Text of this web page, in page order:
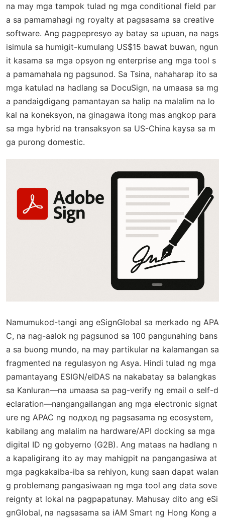
na may mga tampok tulad ng mga conditional field par
a sa pamamahagi ng royalty at pagsasama sa creative
software. Ang pagpepresyo ay batay sa upuan, na nags
isimula sa humigit-kumulang US$15 bawat buwan, ngun
it kasama sa mga opsyon ng enterprise ang mga tool s
a pamamahala ng pagsunod. Sa Tsina, nahaharap ito sa
mga katulad na hadlang sa DocuSign, na umaasa sa mg
a pandaigdigang pamantayan sa halip na malalim na lo
kal na koneksyon, na ginagawa itong mas angkop para
sa mga hybrid na transaksyon sa US-China kaysa sa m
ga purong domestic.
Namumukod-tangi ang eSignGlobal sa merkado ng APA
C, na nag-aalok ng pagsunod sa 100 pangunahing bans
a sa buong mundo, na may partikular na kalamangan sa
fragmented na regulasyon ng Asya. Hindi tulad ng mga
pamantayang ESIGN/eIDAS na nakabatay sa balangkas
sa Kanluran—na umaasa sa pag-verify ng email o self-d
eclaration—nangangailangan ang mga electronic signat
ure ng APAC ng подход ng pagsasama ng ecosystem,
kabilang ang malalim na hardware/API docking sa mga
digital ID ng gobyerno (G2B). Ang mataas na hadlang n
a kapaligirang ito ay may mahigpit na pangangasiwa at
mga pagkakaiba-iba sa rehiyon, kung saan dapat walan
g problemang pangasiwaan ng mga tool ang data sove
reignty at lokal na pagpapatunay. Mahusay dito ang eSi
gnGlobal, na nagsasama sa iAM Smart ng Hong Kong a